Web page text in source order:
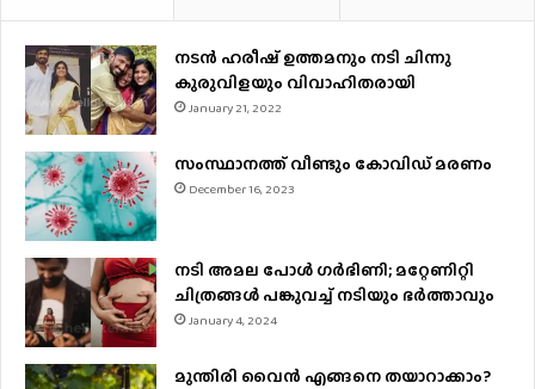
നടന്‍ ഹരീഷ് ഉത്തമനും നടി ചിന്നു
കുരുവിളയും വിവാഹിതരായി
January 21, 2022
സംസ്ഥാനത്ത് വീണ്ടും കോവിഡ് മരണം
December 16, 2023
നടി അമല പോൾ ​ഗർഭിണി; മറ്റേണിറ്റി
ചിത്രങ്ങള്‍ പങ്കുവച്ച് നടിയും ഭർത്താവും
January 4, 2024
മുന്തിരി വൈന്‍ എങ്ങനെ തയാറാക്കാം?